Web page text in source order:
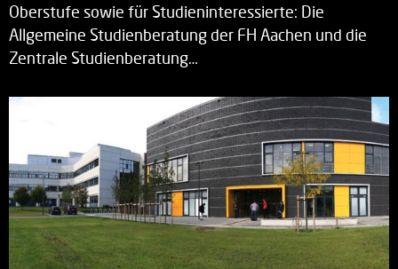
Oberstufe sowie für Studieninteressierte: Die
Allgemeine Studienberatung der FH Aachen und die
Zentrale Studienberatung…